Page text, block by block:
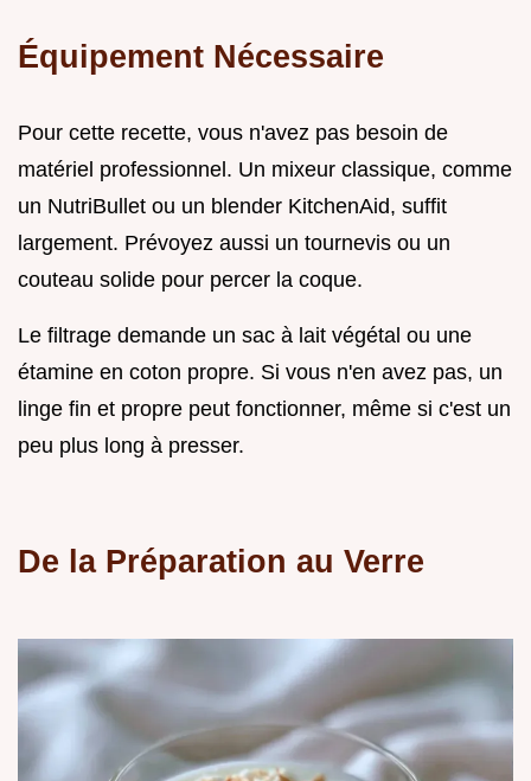
Équipement Nécessaire
Pour cette recette, vous n'avez pas besoin de
matériel professionnel. Un mixeur classique, comme
un NutriBullet ou un blender KitchenAid, suffit
largement. Prévoyez aussi un tournevis ou un
couteau solide pour percer la coque.
Le filtrage demande un sac à lait végétal ou une
étamine en coton propre. Si vous n'en avez pas, un
linge fin et propre peut fonctionner, même si c'est un
peu plus long à presser.
De la Préparation au Verre